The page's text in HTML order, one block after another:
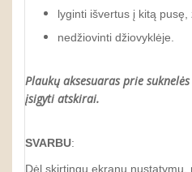
lyginti išvertus į kitą
nedžiovinti džiovyklėje.
Plaukų aksesuaras prie
įsigyti atskirai.
SVARBU:
Dėl skirtingų ekranų